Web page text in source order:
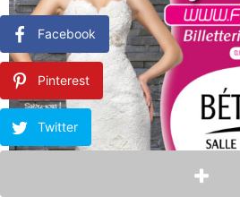
Facebook
Pinterest
Twitter